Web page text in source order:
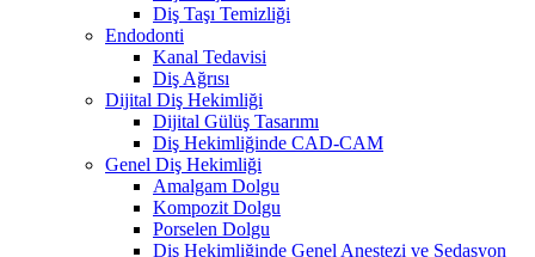
Diş Taşı Temizliği
Endodonti
Kanal Tedavisi
Diş Ağrısı
Dijital Diş Hekimliği
Dijital Gülüş Tasarımı
Diş Hekimliğinde CAD-CAM
Genel Diş Hekimliği
Amalgam Dolgu
Kompozit Dolgu
Porselen Dolgu
Diş Hekimliğinde Genel Anestezi ve Sedasyon